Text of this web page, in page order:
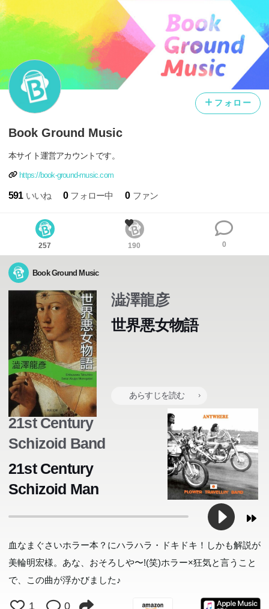
フォロー
Book Ground Music
本サイト運営アカウントです。
https://book-ground-music.com
591 いいね 0 フォロー中 0 ファン
257 190 0
Book Ground Music
澁澤龍彦
世界悪女物語
あらすじを読む
21st Century
Schizoid Band
21st Century
Schizoid Man
血なまぐさいホラー本？にハラハラ・ドキドキ！しかも解説が
美輪明宏様。あな、おそろしや〜!(笑)ホラー×狂気と言うこと
で、この曲が浮かびました♪
1 0